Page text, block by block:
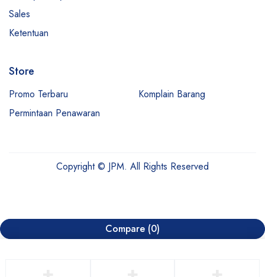
Sales
Ketentuan
Store
Promo Terbaru
Komplain Barang
Permintaan Penawaran
Copyright © JPM. All Rights Reserved
Compare (0)